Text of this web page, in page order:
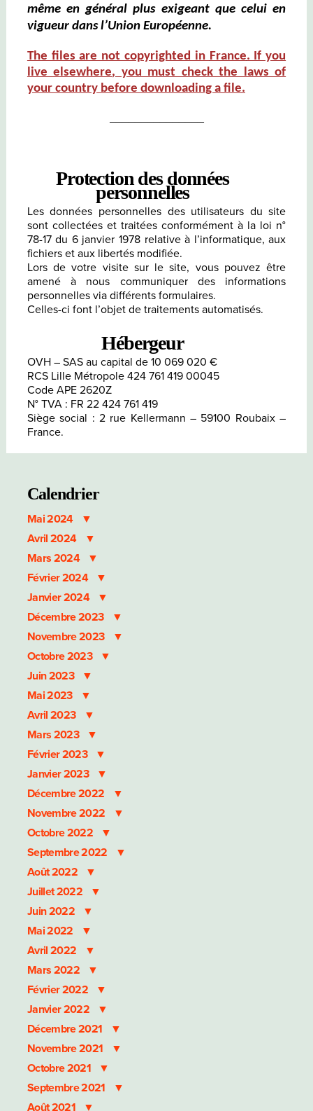
même en général plus exigeant que celui en
vigueur dans l’Union Européenne.
The files are not copyrighted in France. If you
live elsewhere, you must check the laws of
your country before downloading a file.
Protection des données
personnelles
Les données personnelles des utilisateurs du site
sont collectées et traitées conformément à la loi n°
78-17 du 6 janvier 1978 relative à l’informatique, aux
fichiers et aux libertés modifiée.
Lors de votre visite sur le site, vous pouvez être
amené à nous communiquer des informations
personnelles via différents formulaires.
Celles-ci font l’objet de traitements automatisés.
Hébergeur
OVH – SAS au capital de 10 069 020 €
RCS Lille Métropole 424 761 419 00045
Code APE 2620Z
N° TVA : FR 22 424 761 419
Siège social : 2 rue Kellermann – 59100 Roubaix –
France.
Calendrier
Mai 2024
Avril 2024
Mars 2024
Février 2024
Janvier 2024
Décembre 2023
Novembre 2023
Octobre 2023
Juin 2023
Mai 2023
Avril 2023
Mars 2023
Février 2023
Janvier 2023
Décembre 2022
Novembre 2022
Octobre 2022
Septembre 2022
Août 2022
Juillet 2022
Juin 2022
Mai 2022
Avril 2022
Mars 2022
Février 2022
Janvier 2022
Décembre 2021
Novembre 2021
Octobre 2021
Septembre 2021
Août 2021